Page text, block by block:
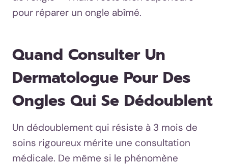
pour réparer un ongle abîmé.
Quand Consulter Un
Dermatologue Pour Des
Ongles Qui Se Dédoublent
Un dédoublement qui résiste à 3 mois de
soins rigoureux mérite une consultation
médicale. De même si le phénomène